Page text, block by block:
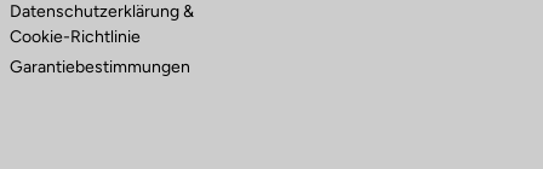
Datenschutzerklärung &
Cookie-Richtlinie
Garantiebestimmungen